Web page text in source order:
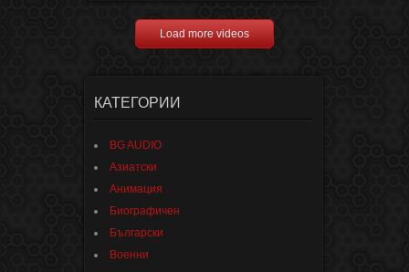
Load more videos
КАТЕГОРИИ
BG AUDIO
Азиатски
Анимация
Биографичен
Български
Военни